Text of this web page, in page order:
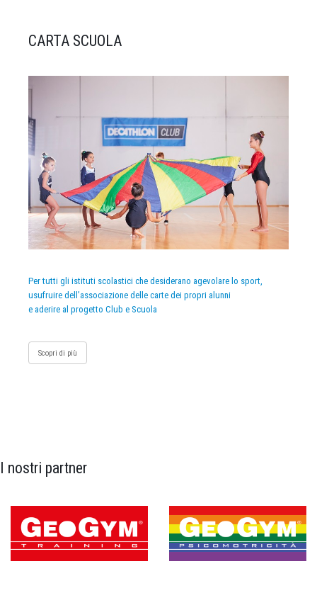
CARTA SCUOLA
Per tutti gli istituti scolastici che desiderano agevolare lo sport,
usufruire dell’associazione delle carte dei propri alunni
e aderire al progetto Club e Scuola
Scopri di più
I nostri partner